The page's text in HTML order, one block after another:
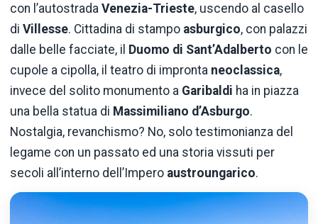
con l’autostrada Venezia-Trieste, uscendo al casello
di Villesse. Cittadina di stampo asburgico, con palazzi
dalle belle facciate, il Duomo di Sant’Adalberto con le
cupole a cipolla, il teatro di impronta neoclassica,
invece del solito monumento a Garibaldi ha in piazza
una bella statua di Massimiliano d’Asburgo.
Nostalgia, revanchismo? No, solo testimonianza del
legame con un passato ed una storia vissuti per
secoli all’interno dell’Impero austroungarico.